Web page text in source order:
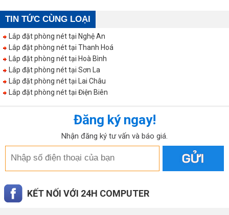
TIN TỨC CÙNG LOẠI
Lắp đặt phòng nét tại Nghệ An
Lắp đặt phòng nét tại Thanh Hoá
Lắp đặt phòng nét tại Hoà Bình
Lắp đặt phòng nét tại Sơn La
Lắp đặt phòng nét tại Lai Châu
Lắp đặt phòng nét tại Điện Biên
Đăng ký ngay!
Nhận đăng ký tư vấn và báo giá.
KẾT NỐI VỚI 24H COMPUTER